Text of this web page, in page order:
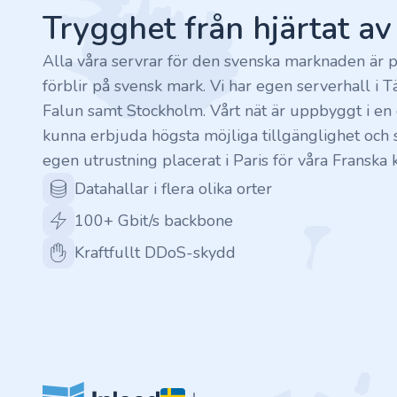
.tennis
.in
.shop
.tips
.cn
Trygghet från hjärtat
Alla våra servrar för den svenska marknaden är
förblir på svensk mark. Vi har egen serverhall i
Falun samt Stockholm. Vårt nät är uppbyggt i
kunna erbjuda högsta möjliga tillgänglighet och
egen utrustning placerat i Paris för våra Franska
Datahallar i flera olika orter
100+ Gbit/s backbone
Kraftfullt DDoS-skydd